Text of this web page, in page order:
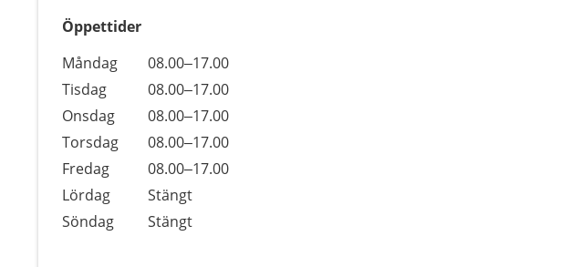
Öppettider
Dag
Öppettider
Kommentarer
Måndag
08.00–17.00
Tisdag
08.00–17.00
Onsdag
08.00–17.00
Torsdag
08.00–17.00
Fredag
08.00–17.00
Lördag
Stängt
Söndag
Stängt